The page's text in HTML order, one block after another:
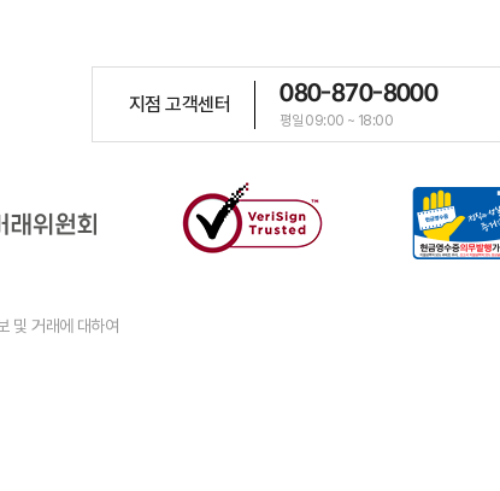
지점 고객센터 080-870-8000
평일 09:00 ~ 18:00
및 거래에 대하여